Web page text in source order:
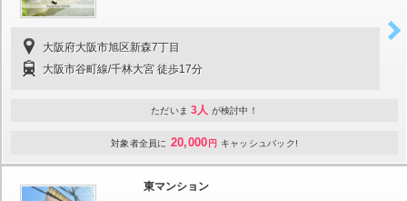
大阪府大阪市旭区新森7丁目
大阪市谷町線/千林大宮 徒歩17分
ただいま 3人 が検討中！
対象者全員に 20,000 円 キャッシュバック!
東マンション